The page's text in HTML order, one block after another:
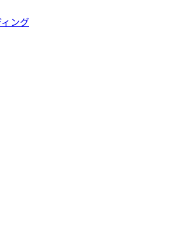
ング